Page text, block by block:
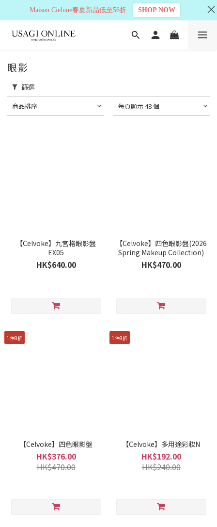
眼影
篩選
商品排序 每頁顯示 48 個
【Celvoke】九宮格眼影盤
EX05
HK$640.00
【Celvoke】四色眼影盤(2026
Spring Makeup Collection)
HK$470.00
1件8折
【Celvoke】四色眼影盤
HK$376.00
HK$470.00
1件8折
【Celvoke】多用途彩妝N
HK$192.00
HK$240.00
Maison Cielune春夏新品低至56折 SHOP NOW